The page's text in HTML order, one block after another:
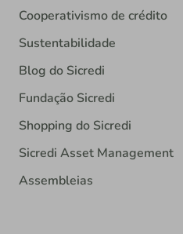
Cooperativismo de crédito
Sustentabilidade
Blog do Sicredi
Fundação Sicredi
Shopping do Sicredi
Sicredi Asset Management
Assembleias